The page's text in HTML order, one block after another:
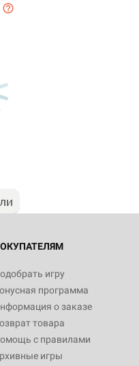
игру
программа
о заказе
товара
с правилами
игры